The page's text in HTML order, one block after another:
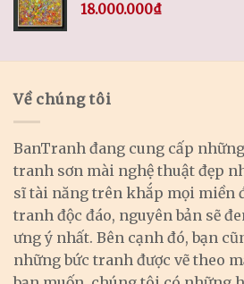
18.000.000₫
Về chúng tôi
BanTranh đang cung cấp
tranh sơn mài nghệ thuật đẹp
sĩ tài năng trên khắp mọi miền
tranh độc đáo, nguyên bản sẽ
ưng ý nhất. Bên cạnh đó, bạn
những bức tranh được vẽ theo